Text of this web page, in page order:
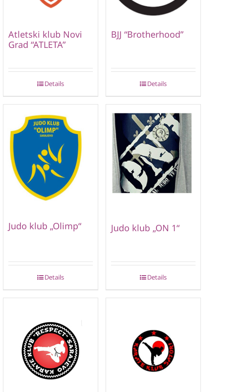
Atletski klub Novi
Grad “ATLETA”
Details
BJJ “Brotherhood”
Details
Judo klub „Olimp“
Details
Judo klub „ON 1“
Details